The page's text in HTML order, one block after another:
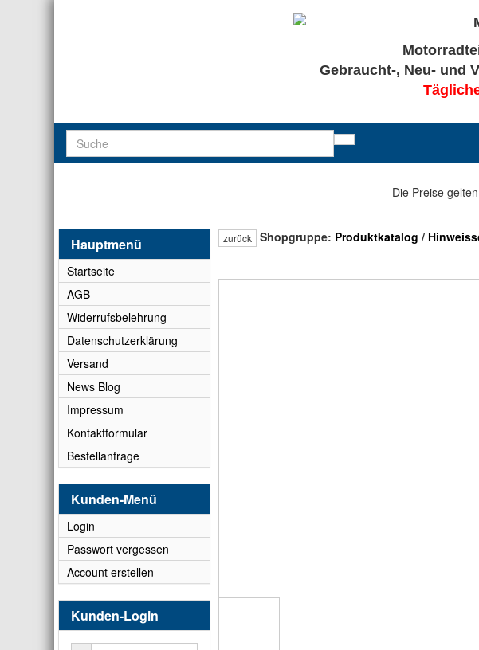
Gebraucht-, Neu- und
Die Preise
zurück Shopgruppe: Produktkatalog /
Hauptmenü
Startseite
AGB
Widerrufsbelehrung
Datenschutzerklärung
Versand
News Blog
Impressum
Kontaktformular
Bestellanfrage
Kunden-Menü
Login
Passwort vergessen
Account erstellen
Kunden-Login